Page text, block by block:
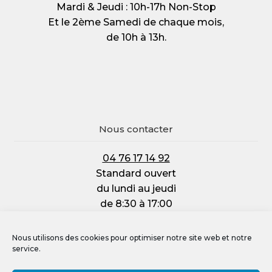
Nous utilisons des cookies pour optimiser notre site web et notre
service.
Mardi & Jeudi : 10h-17h Non-Stop
Et le 2ème Samedi de chaque mois,
de 10h à 13h.
Nous contacter
04 76 17 14 92
Standard ouvert
du lundi au jeudi
de 8:30 à 17:00
de 8:30 à 12:00